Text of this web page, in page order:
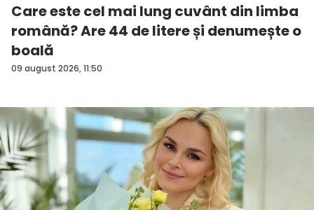
09 august 2026, 11:50
Care este cel mai lung cuvânt din limba
română? Are 44 de litere și denumește o
boală